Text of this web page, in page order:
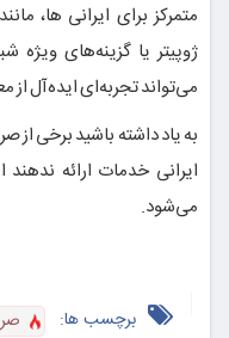
متمرکز برای ایرانی ها،
ژوپیتر یا گزینه‌های
می‌تواند تجربه‌ای ایده‌آل از
به یاد داشته باشید برخی از
ایرانی خدمات ارائه
می‌شود.
برچسب ها: